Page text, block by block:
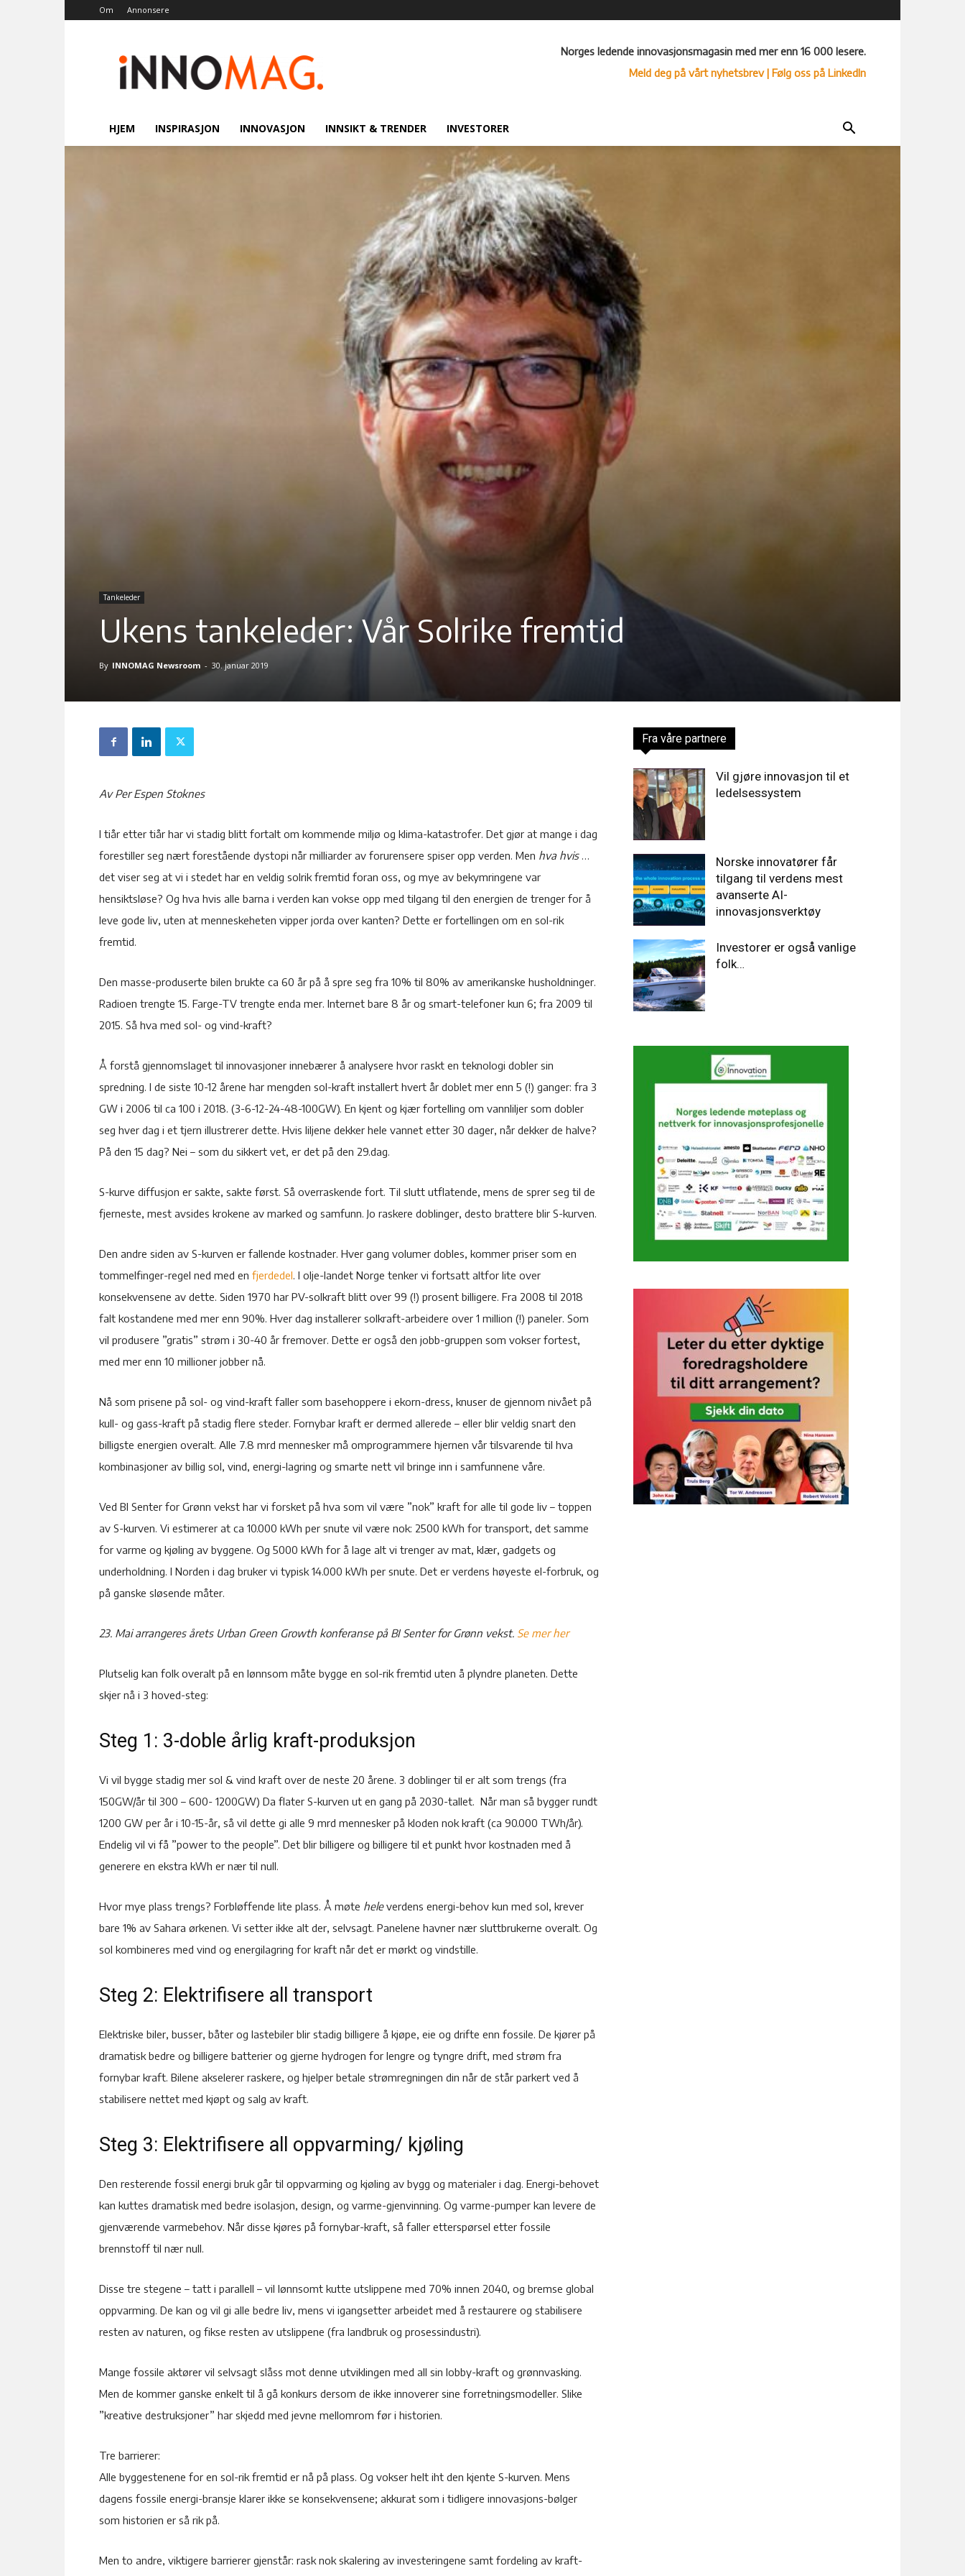
Om Annonsere
Norges ledende innovasjonsmagasin med mer enn 16 000 lesere.
Meld deg på vårt nyhetsbrev| Følg oss på LinkedIn
HJEM INSPIRASJON INNOVASJON INNSIKT & TRENDER INVESTORER
Tankeleder
Ukens tankeleder: Vår Solrike fremtid
By INNOMAG Newsroom - 30. januar 2019
Av Per Espen Stoknes
I tiår etter tiår har vi stadig blitt fortalt om kommende miljø og klima-katastrofer. Det gjør at mange i dag
forestiller seg nært forestående dystopi når milliarder av forurensere spiser opp verden. Men hva hvis…
det viser seg at vi i stedet har en veldig solrik fremtid foran oss, og mye av bekymringene var
hensiktsløse? Og hva hvis alle barna i verden kan vokse opp med tilgang til den energien de trenger for å
leve gode liv, uten at menneskeheten vipper jorda over kanten? Dette er fortellingen om en sol-rik
fremtid.
Den masse-produserte bilen brukte ca 60 år på å spre seg fra 10% til 80% av amerikanske husholdninger.
Radioen trengte 15. Farge-TV trengte enda mer. Internet bare 8 år og smart-telefoner kun 6; fra 2009 til
2015. Så hva med sol- og vind-kraft?
Å forstå gjennomslaget til innovasjoner innebærer å analysere hvor raskt en teknologi dobler sin
spredning. I de siste 10-12 årene har mengden sol-kraft installert hvert år doblet mer enn 5 (!) ganger: fra 3
GW i 2006 til ca 100 i 2018. (3-6-12-24-48-100GW). En kjent og kjær fortelling om vannliljer som dobler
seg hver dag i et tjern illustrerer dette. Hvis liljene dekker hele vannet etter 30 dager, når dekker de halve?
På den 15 dag? Nei – som du sikkert vet, er det på den 29.dag.
S-kurve diffusjon er sakte, sakte først. Så overraskende fort. Til slutt utflatende, mens de sprer seg til de
fjerneste, mest avsides krokene av marked og samfunn. Jo raskere doblinger, desto brattere blir S-kurven.
Den andre siden av S-kurven er fallende kostnader. Hver gang volumer dobles, kommer priser som en
tommelfinger-regel ned med en fjerdedel. I olje-landet Norge tenker vi fortsatt altfor lite over
konsekvensene av dette. Siden 1970 har PV-solkraft blitt over 99 (!) prosent billigere. Fra 2008 til 2018
falt kostandene med mer enn 90%. Hver dag installerer solkraft-arbeidere over 1 million (!) paneler. Som
vil produsere ”gratis” strøm i 30-40 år fremover. Dette er også den jobb-gruppen som vokser fortest,
med mer enn 10 millioner jobber nå.
Nå som prisene på sol- og vind-kraft faller som basehoppere i ekorn-dress, knuser de gjennom nivået på
kull- og gass-kraft på stadig flere steder. Fornybar kraft er dermed allerede – eller blir veldig snart den
billigste energien overalt. Alle 7.8 mrd mennesker må omprogrammere hjernen vår tilsvarende til hva
kombinasjoner av billig sol, vind, energi-lagring og smarte nett vil bringe inn i samfunnene våre.
Ved BI Senter for Grønn vekst har vi forsket på hva som vil være ”nok” kraft for alle til gode liv – toppen
av S-kurven. Vi estimerer at ca 10.000 kWh per snute vil være nok: 2500 kWh for transport, det samme
for varme og kjøling av byggene. Og 5000 kWh for å lage alt vi trenger av mat, klær, gadgets og
underholdning. I Norden i dag bruker vi typisk 14.000 kWh per snute. Det er verdens høyeste el-forbruk, og
på ganske sløsende måter.
23. Mai arrangeres årets Urban Green Growth konferanse på BI Senter for Grønn vekst. Se mer her
Plutselig kan folk overalt på en lønnsom måte bygge en sol-rik fremtid uten å plyndre planeten. Dette
skjer nå i 3 hoved-steg:
Steg 1: 3-doble årlig kraft-produksjon
Vi vil bygge stadig mer sol & vind kraft over de neste 20 årene. 3 doblinger til er alt som trengs (fra
150GW/år til 300 – 600- 1200GW) Da flater S-kurven ut en gang på 2030-tallet. Når man så bygger rundt
1200 GW per år i 10-15-år, så vil dette gi alle 9 mrd mennesker på kloden nok kraft (ca 90.000 TWh/år).
Endelig vil vi få ”power to the people”. Det blir billigere og billigere til et punkt hvor kostnaden med å
generere en ekstra kWh er nær til null.
Hvor mye plass trengs? Forbløffende lite plass. Å møte heleverdens energi-behov kun med sol, krever
bare 1% av Sahara ørkenen. Vi setter ikke alt der, selvsagt. Panelene havner nær sluttbrukerne overalt. Og
sol kombineres med vind og energilagring for kraft når det er mørkt og vindstille.
Steg 2: Elektrifisere all transport
Elektriske biler, busser, båter og lastebiler blir stadig billigere å kjøpe, eie og drifte enn fossile. De kjører på
dramatisk bedre og billigere batterier og gjerne hydrogen for lengre og tyngre drift, med strøm fra
fornybar kraft. Bilene akselerer raskere, og hjelper betale strømregningen din når de står parkert ved å
stabilisere nettet med kjøpt og salg av kraft.
Steg 3: Elektrifisere all oppvarming/ kjøling
Den resterende fossil energi bruk går til oppvarming og kjøling av bygg og materialer i dag. Energi-behovet
kan kuttes dramatisk med bedre isolasjon, design, og varme-gjenvinning. Og varme-pumper kan levere de
gjenværende varmebehov. Når disse kjøres på fornybar-kraft, så faller etterspørsel etter fossile
brennstoff til nær null.
Disse tre stegene – tatt i parallell – vil lønnsomt kutte utslippene med 70% innen 2040, og bremse global
oppvarming. De kan og vil gi alle bedre liv, mens vi igangsetter arbeidet med å restaurere og stabilisere
resten av naturen, og fikse resten av utslippene (fra landbruk og prosessindustri).
Mange fossile aktører vil selvsagt slåss mot denne utviklingen med all sin lobby-kraft og grønnvasking.
Men de kommer ganske enkelt til å gå konkurs dersom de ikke innoverer sine forretningsmodeller. Slike
”kreative destruksjoner” har skjedd med jevne mellomrom før i historien.
Tre barrierer:
Alle byggestenene for en sol-rik fremtid er nå på plass. Og vokser helt iht den kjente S-kurven. Mens
dagens fossile energi-bransje klarer ikke se konsekvensene; akkurat som i tidligere innovasjons-bølger
som historien er så rik på.
Men to andre, viktigere barrierer gjenstår: rask nok skalering av investeringene samt fordeling av kraft-
Fra våre partnere
Vil gjøre innovasjon til et
ledelsessystem
Norske innovatører får
tilgang til verdens mest
avanserte AI-
innovasjonsverktøy
Investorer er også vanlige
folk…